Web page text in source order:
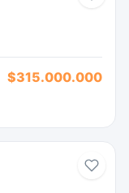
$315.000.000